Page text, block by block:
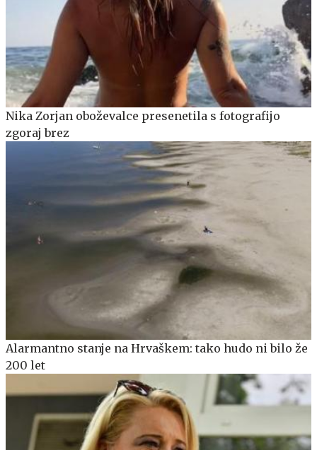
Nika Zorjan oboževalce presenetila s fotografijo
zgoraj brez
Alarmantno stanje na Hrvaškem: tako hudo ni bilo že
200 let